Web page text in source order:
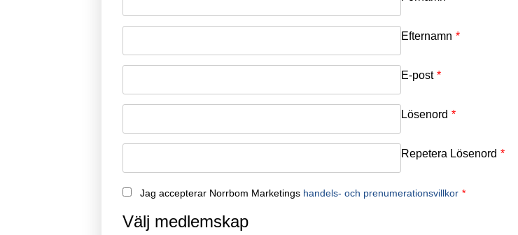
Efternamn *
E-post *
Lösenord *
Repetera Lösenord *
Jag accepterar Norrbom Marketings handels- och prenumerationsvillkor *
Välj medlemskap
Password